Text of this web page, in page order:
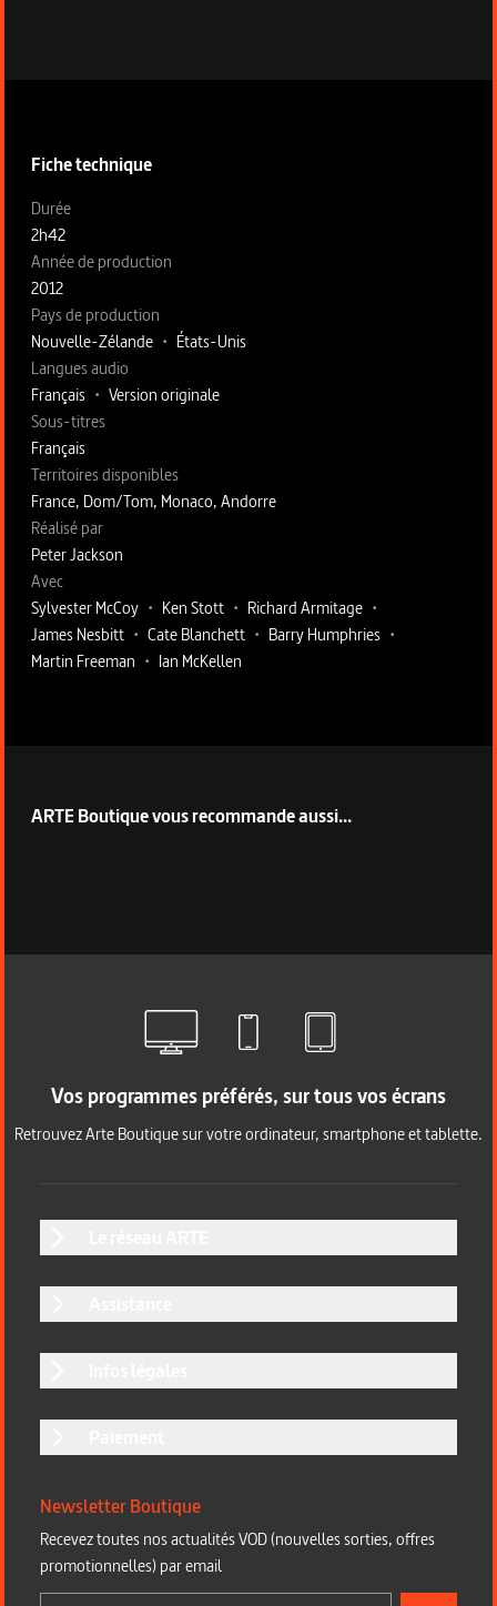
Fiche technique
Fiche technique section gauche
Durée
2h42
Année de production
2012
Pays de production
Nouvelle-Zélande • États-Unis
Langues audio
Français • Version originale
Sous-titres
Français
Territoires disponibles
France, Dom/Tom, Monaco, Andorre
Fiche technique section droite
Réalisé par
Peter Jackson
Avec
Sylvester McCoy • Ken Stott • Richard Armitage •
James Nesbitt • Cate Blanchett • Barry Humphries •
Martin Freeman • Ian McKellen
ARTE Boutique vous recommande aussi...
Vos programmes préférés, sur tous vos écrans
Retrouvez Arte Boutique sur votre ordinateur, smartphone et tablette.
Newsletter Boutique
Recevez toutes nos actualités VOD (nouvelles sorties, offres
promotionnelles) par email